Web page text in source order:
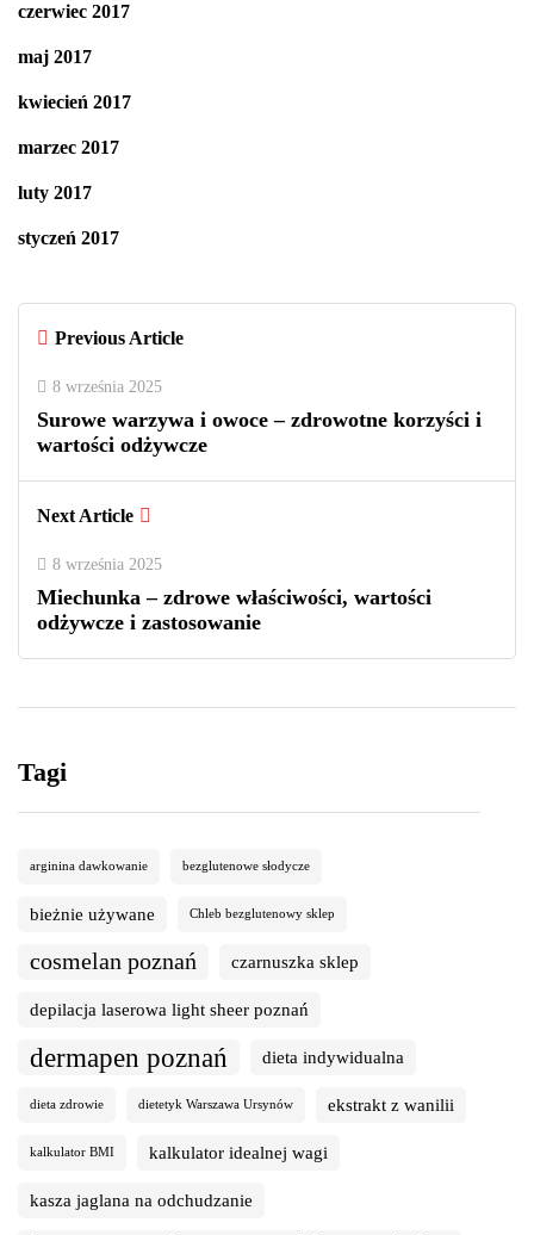
czerwiec 2017
maj 2017
kwiecień 2017
marzec 2017
luty 2017
styczeń 2017
Previous Article
8 września 2025
Surowe warzywa i owoce – zdrowotne korzyści i
wartości odżywcze
Next Article
8 września 2025
Miechunka – zdrowe właściwości, wartości
odżywcze i zastosowanie
Tagi
arginina dawkowanie bezglutenowe słodycze
bieżnie używane Chleb bezglutenowy sklep
cosmelan poznań czarnuszka sklep
depilacja laserowa light sheer poznań
dermapen poznań dieta indywidualna
dieta zdrowie dietetyk Warszawa Ursynów ekstrakt z wanilii
kalkulator BMI kalkulator idealnej wagi
kasza jaglana na odchudzanie